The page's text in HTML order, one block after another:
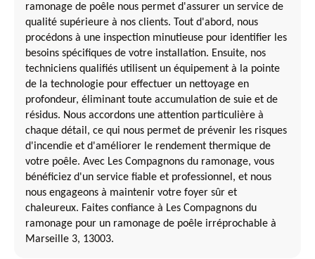
ramonage de poêle nous permet d'assurer un service de
qualité supérieure à nos clients. Tout d'abord, nous
procédons à une inspection minutieuse pour identifier les
besoins spécifiques de votre installation. Ensuite, nos
techniciens qualifiés utilisent un équipement à la pointe
de la technologie pour effectuer un nettoyage en
profondeur, éliminant toute accumulation de suie et de
résidus. Nous accordons une attention particulière à
chaque détail, ce qui nous permet de prévenir les risques
d'incendie et d'améliorer le rendement thermique de
votre poêle. Avec Les Compagnons du ramonage, vous
bénéficiez d'un service fiable et professionnel, et nous
nous engageons à maintenir votre foyer sûr et
chaleureux. Faites confiance à Les Compagnons du
ramonage pour un ramonage de poêle irréprochable à
Marseille 3, 13003.